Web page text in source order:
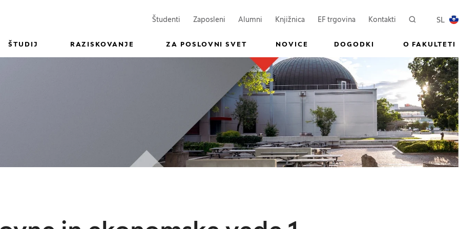
Študenti (Odpre se v novem oknu)
Zaposleni (Odpre se v novem oknu)
Alumni Knjižnica EF trgovina(Odpre se v novem oknu)
Kontakti Iskanje SL
ŠTUDIJ RAZISKOVANJE ZA POSLOVNI SVET NOVICE DOGODKI O FAKULTETI